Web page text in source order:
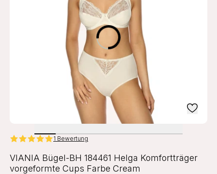
1 Bewertung
VIANIA Bügel-BH 184461 Helga Komfortträger
vorgeformte Cups Farbe Cream